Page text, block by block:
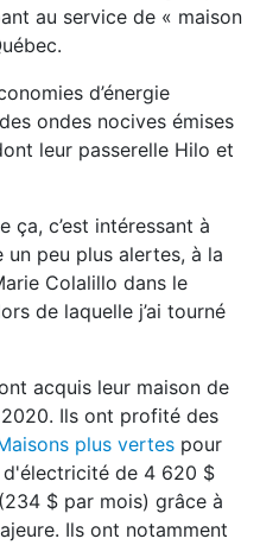
au service de « maison
d’énergie
ondes nocives émises
leur passerelle Hilo et
ça, c’est intéressant à
un peu plus alertes, à la
Colalillo dans le
de laquelle j’ai tourné
acquis leur maison de
Ils ont profité des
plus vertes pour
d'électricité de 4 620 $
$ par mois) grâce à
Ils ont notamment